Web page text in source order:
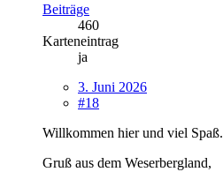
Beiträge
460
Karteneintrag
ja
3. Juni 2026
#18
Willkommen hier und viel Spaß.
Gruß aus dem Weserbergland,